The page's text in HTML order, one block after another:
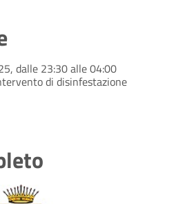
dalle 23:30 alle 04:00
di disinfestazione